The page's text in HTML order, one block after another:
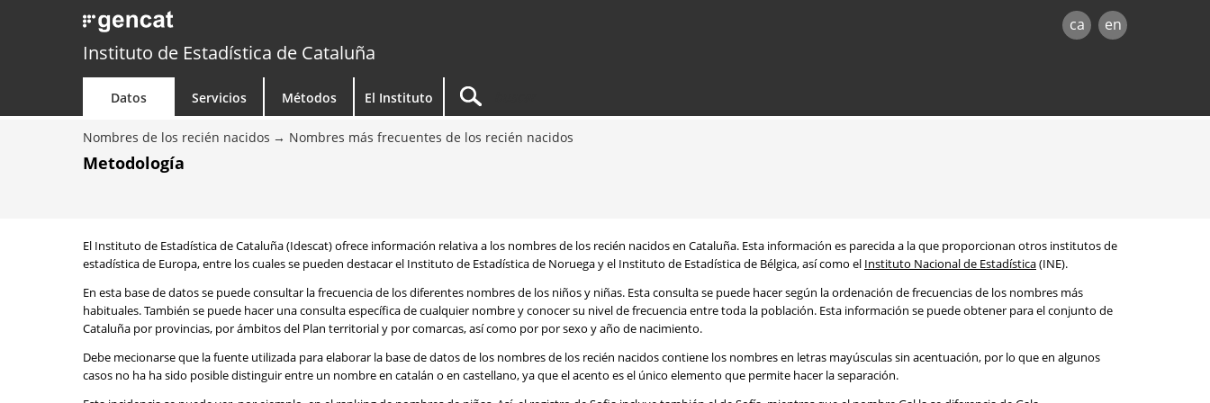
ca en
Instituto de Estadística de Cataluña
Datos Servicios Métodos El Instituto
Nombres de los recién nacidos Nombres más frecuentes de los recién nacidos
Metodología
El Instituto de Estadística de Cataluña (Idescat) ofrece información relativa a los nombres de los recién nacidos en Cataluña. Esta información es parecida a la que proporcionan otros institutos de
estadística de Europa, entre los cuales se pueden destacar el Instituto de Estadística de Noruega y el Instituto de Estadística de Bélgica, así como el Instituto Nacional de Estadística(INE).
En esta base de datos se puede consultar la frecuencia de los diferentes nombres de los niños y niñas. Esta consulta se puede hacer según la ordenación de frecuencias de los nombres más
habituales. También se puede hacer una consulta específica de cualquier nombre y conocer su nivel de frecuencia entre toda la población. Esta información se puede obtener para el conjunto de
Cataluña por provincias, por ámbitos del Plan territorial y por comarcas, así como por por sexo y año de nacimiento.
Debe mecionarse que la fuente utilizada para elaborar la base de datos de los nombres de los recién nacidos contiene los nombres en letras mayúsculas sin acentuación, por lo que en algunos
casos no ha ha sido posible distinguir entre un nombre en catalán o en castellano, ya que el acento es el único elemento que permite hacer la separación.